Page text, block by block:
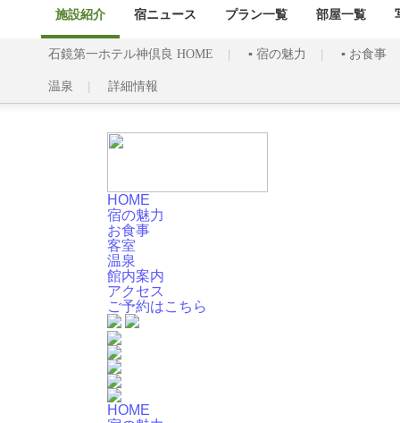
施設紹介 宿ニュース プラン一覧 部屋一覧
石鏡第一ホテル神倶良 HOME ▪︎ 宿の魅力 ▪︎ お食事
温泉 詳細情報
HOME
宿の魅力
お食事
客室
温泉
館内案内
アクセス
ご予約はこちら
HOME